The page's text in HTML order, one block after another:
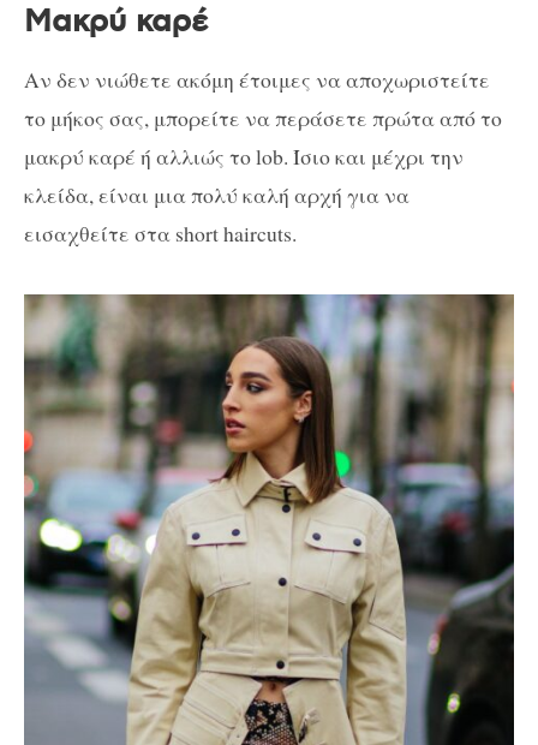
Μακρύ καρέ
Αν δεν νιώθετε ακόμη έτοιμες να αποχωριστείτε
το μήκος σας, μπορείτε να περάσετε πρώτα από το
μακρύ καρέ ή αλλιώς το lob. Ίσιο και μέχρι την
κλείδα, είναι μια πολύ καλή αρχή για να
εισαχθείτε στα short haircuts.